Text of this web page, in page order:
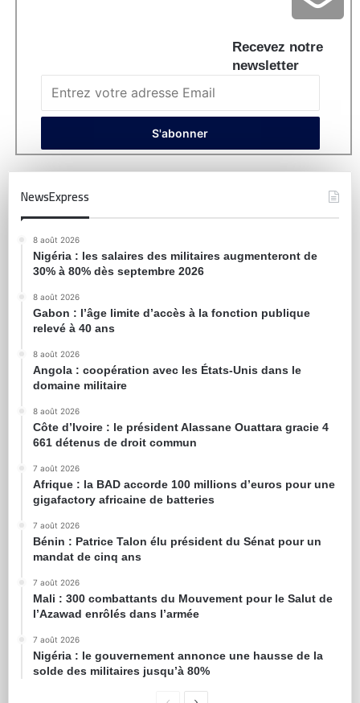
Recevez notre
newsletter
NewsExpress
8 août 2026
Nigéria : les salaires des militaires augmenteront de
30% à 80% dès septembre 2026
8 août 2026
Gabon : l’âge limite d’accès à la fonction publique
relevé à 40 ans
8 août 2026
Angola : coopération avec les États-Unis dans le
domaine militaire
8 août 2026
Côte d’Ivoire : le président Alassane Ouattara gracie 4
661 détenus de droit commun
7 août 2026
Afrique : la BAD accorde 100 millions d’euros pour une
gigafactory africaine de batteries
7 août 2026
Bénin : Patrice Talon élu président du Sénat pour un
mandat de cinq ans
7 août 2026
Mali : 300 combattants du Mouvement pour le Salut de
l’Azawad enrôlés dans l’armée
7 août 2026
Nigéria : le gouvernement annonce une hausse de la
solde des militaires jusqu’à 80%